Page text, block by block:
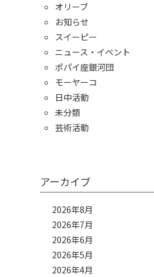
オリーブ
お知らせ
スイーピー
ニュース・イベント
ポパイ座銀河団
モーヤーコ
日中活動
未分類
芸術活動
アーカイブ
2026年8月
2026年7月
2026年6月
2026年5月
2026年4月